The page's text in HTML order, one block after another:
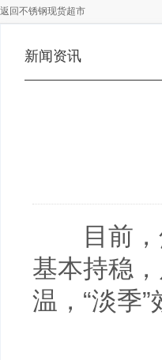
返回不锈钢现货超市
新闻资讯
目前，
基本持稳
温，“淡季”